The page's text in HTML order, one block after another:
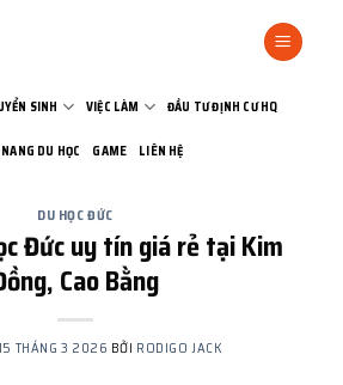
SINH VIỆC LÀM ĐẦU TƯ ĐỊNH CƯ HQ
DU HỌC GAME LIÊN HỆ
DU HỌC ĐỨC
Đức uy tín giá rẻ tại Kim
Cao Bằng
THÁNG 3 2026 BỞI RODIGO JACK